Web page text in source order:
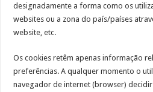
designadamente a forma como os
websites ou a zona do país/países
website, etc.
Os cookies retêm apenas informação
preferências. A qualquer momento o
navegador de internet (browser)